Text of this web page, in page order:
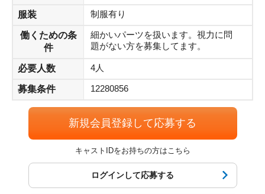
服装
制服有り
働くための条
件
細かいパーツを扱います。視力に問
題がない方を募集してます。
必要人数 4人
募集条件 12280856
新規会員登録して応募する
キャストIDをお持ちの方はこちら
ログインして応募する